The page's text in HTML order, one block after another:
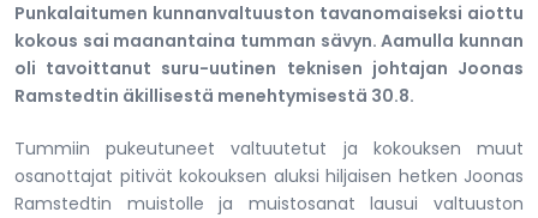
Punkalaitumen kunnanvaltuuston tavanomaiseksi aiottu
kokous sai maanantaina tumman sävyn. Aamulla kunnan
oli tavoittanut suru-uutinen teknisen johtajan Joonas
Ramstedtin äkillisestä menehtymisestä 30.8.
Tummiin pukeutuneet valtuutetut ja kokouksen muut
osanottajat pitivät kokouksen aluksi hiljaisen hetken Joonas
Ramstedtin muistolle ja muistosanat lausui valtuuston